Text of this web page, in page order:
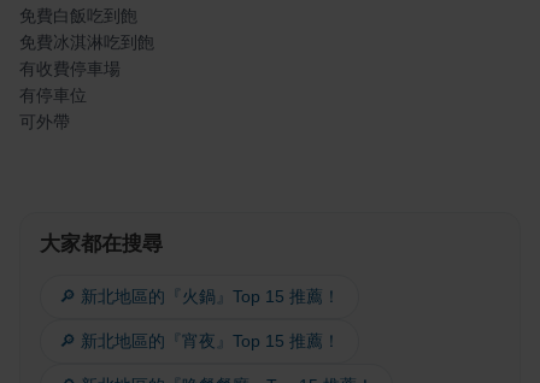
免費白飯吃到飽
免費冰淇淋吃到飽
有收費停車場
有停車位
可外帶
大家都在搜尋
🔎 新北地區的『火鍋』Top 15 推薦！
🔎 新北地區的『宵夜』Top 15 推薦！